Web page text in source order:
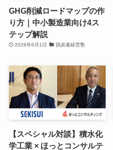
GHG削減ロードマップの作
り方｜中小製造業向け4ス
テップ解説
2026年6月1日 脱炭素経営塾
【スペシャル対談】積水化
学工業 × ほっとコンサルテ